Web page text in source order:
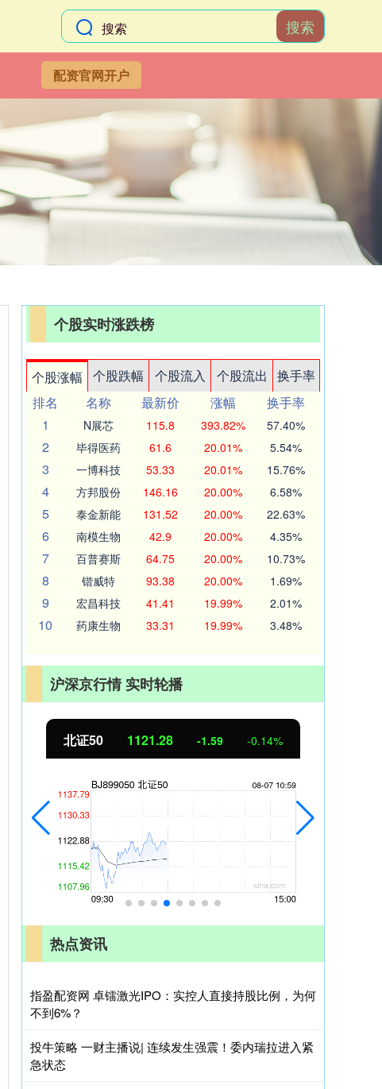
搜索
配资官网开户
个股实时涨跌榜
个股涨幅 个股跌幅 个股流入 个股流出
换手率
排名
名称 最新价 涨幅
换手率
1
N展芯 115.8 393.82% 57.40%
2 毕得医药 61.6 20.01% 5.54%
3 一博科技 53.33 20.01% 15.76%
4 方邦股份 146.16 20.00% 6.58%
5 泰金新能 131.52 20.00% 22.63%
6 南模生物 42.9 20.00% 4.35%
7 百普赛斯 64.75 20.00% 10.73%
8 锴威特 93.38 20.00% 1.69%
9 宏昌科技 41.41 19.99% 2.01%
10 药康生物 33.31 19.99% 3.48%
沪深京行情 实时轮播
北证50 1121.28 -1.59 -0.14%
热点资讯
指盈配资网 卓镭激光IPO：实控人直接持股比例，为何
不到6%？
投牛策略 一财主播说| 连续发生强震！委内瑞拉进入紧
急状态